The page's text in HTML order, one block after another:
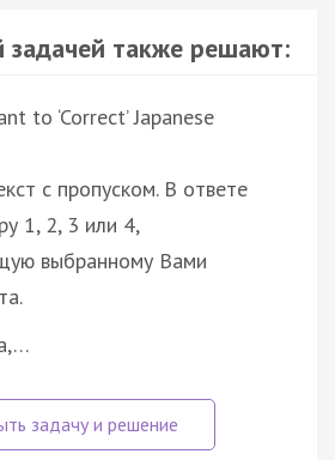
задачей также решают:
to ‘Correct’ Japanese
с пропуском. В ответе
1, 2, 3 или 4,
выбранному Вами